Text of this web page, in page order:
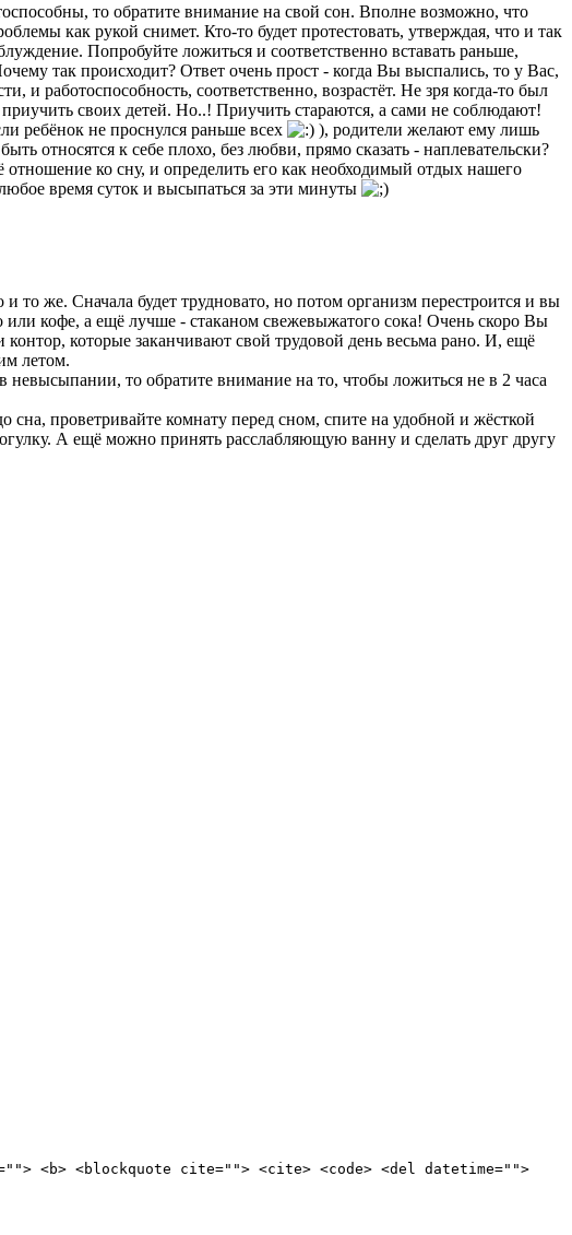
то обратите внимание на свой сон. Вполне возможно, что
как рукой снимет. Кто-то будет протестовать, утверждая, что и так
Попробуйте ложиться и соответственно вставать раньше,
так происходит? Ответ очень прост - когда Вы выспались, то у Вас,
и работоспособность, соответственно, возрастёт. Не зря когда-то был
своих детей. Но..! Приучить стараются, а сами не соблюдают!
ребёнок не проснулся раньше всех
), родители желают ему лишь
относятся к себе плохо, без любви, прямо сказать - наплевательски?
ко сну, и определить его как необходимый отдых нашего
время суток и высыпаться за эти минуты
то же. Сначала будет трудновато, но потом организм перестроится и вы
или кофе, а ещё лучше - стаканом свежевыжатого сока! Очень скоро Вы
которые заканчивают свой трудовой день весьма рано. И, ещё
летом.
то обратите внимание на то, чтобы ложиться не в 2 часа
проветривайте комнату перед сном, спите на удобной и жёсткой
А ещё можно принять расслабляющую ванну и сделать друг другу
<b> <blockquote cite=""> <cite> <code> <del datetime="">